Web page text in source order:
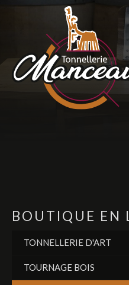
BOUTIQUE EN
TONNELLERIE D'ART
TOURNAGE BOIS